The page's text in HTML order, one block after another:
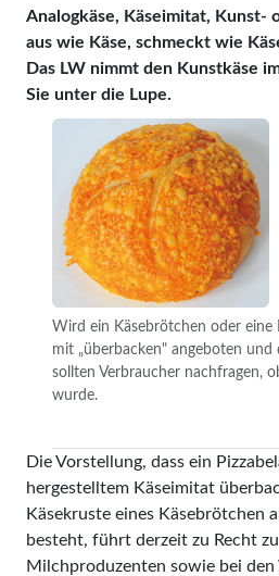
Analogkäse, Käseimitat, Kunst-
aus wie Käse, schmeckt wie
Das LW nimmt den Kunstkäse
Sie unter die Lupe.
Wird ein Käsebrötchen oder eine
mit „überbacken" angeboten und
sollten Verbraucher nachfragen,
wurde.
Die Vorstellung, dass ein
hergestelltem Käseimitat
Käsekruste eines Käsebrötchen
besteht, führt derzeit zu Recht
Milchproduzenten sowie bei